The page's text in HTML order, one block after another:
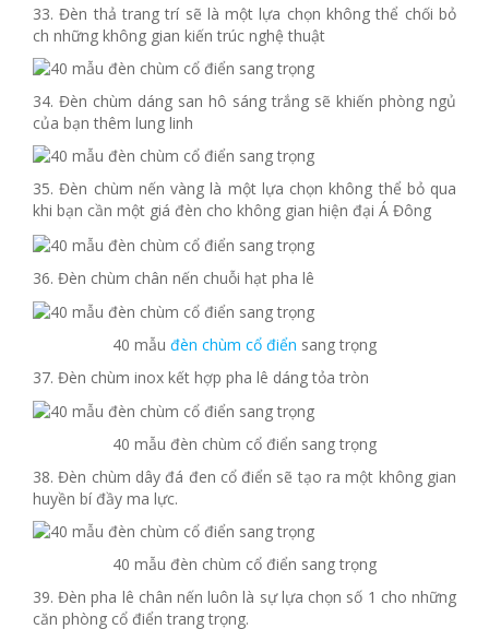
33. Đèn thả trang trí sẽ là một lựa chọn không thể chối bỏ
ch những không gian kiến trúc nghệ thuật
34. Đèn chùm dáng san hô sáng trắng sẽ khiến phòng ngủ
của bạn thêm lung linh
35. Đèn chùm nến vàng là một lựa chọn không thể bỏ qua
khi bạn cần một giá đèn cho không gian hiện đại Á Đông
36. Đèn chùm chân nến chuỗi hạt pha lê
40 mẫu đèn chùm cổ điển sang trọng
37. Đèn chùm inox kết hợp pha lê dáng tỏa tròn
40 mẫu đèn chùm cổ điển sang trọng
38. Đèn chùm dây đá đen cổ điển sẽ tạo ra một không gian
huyền bí đầy ma lực.
40 mẫu đèn chùm cổ điển sang trọng
39. Đèn pha lê chân nến luôn là sự lựa chọn số 1 cho những
căn phòng cổ điển trang trọng.